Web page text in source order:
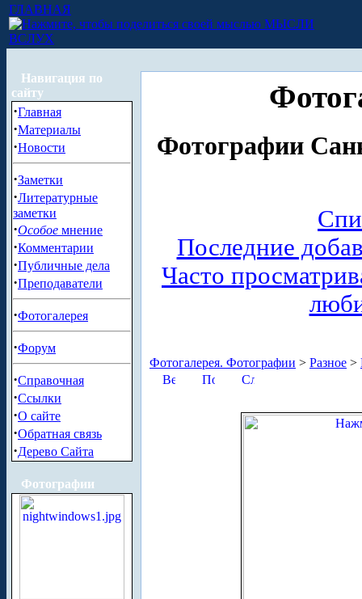
ГЛАВНАЯ
МЫСЛИ
ВСЛУХ
Навигация по
сайту
·Главная
·Материалы
·Новости
·Заметки
·Литературные
заметки
·Особое мнение
·Комментарии
·Публичные дела
·Преподаватели
·Фотогалерея
·Форум
·Справочная
·Ссылки
·О сайте
·Обратная связь
·Дерево Сайта
Фотографии
Фотографии
Последние
Часто
Фотогалерея. Фотографии > Разное >